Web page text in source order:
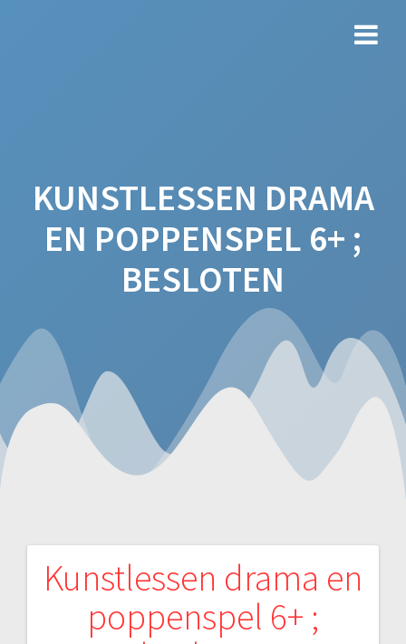
KUNSTLESSEN DRAMA
EN POPPENSPEL 6+ ;
BESLOTEN
Kunstlessen drama en
poppenspel 6+ ;
Bericht
navigatie